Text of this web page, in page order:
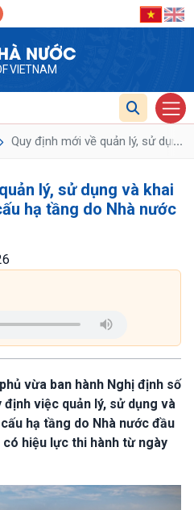
NƯỚC
VIETNAM
Quy định mới về quản lý, sử dụng
...
lý, sử dụng và khai
hạ tầng do Nhà nước
vừa ban hành Nghị định số
việc quản lý, sử dụng và
hạ tầng do Nhà nước đầu
có hiệu lực thi hành từ ngày